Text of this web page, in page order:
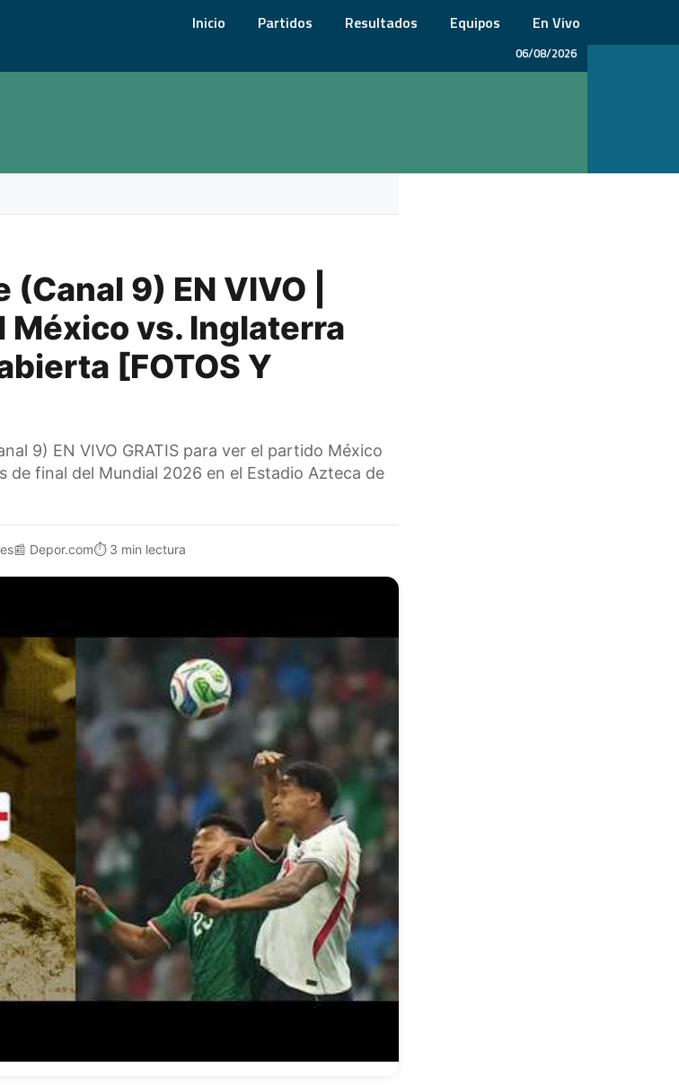
Inicio Partidos Resultados Equipos En Vivo
06/08/2026
(Canal 9) EN VIVO |
México vs. Inglaterra
[FOTOS Y
9) EN VIVO GRATIS para ver el partido México
final del Mundial 2026 en el Estadio Azteca de
📰 Depor.com⏱️ 3 min lectura